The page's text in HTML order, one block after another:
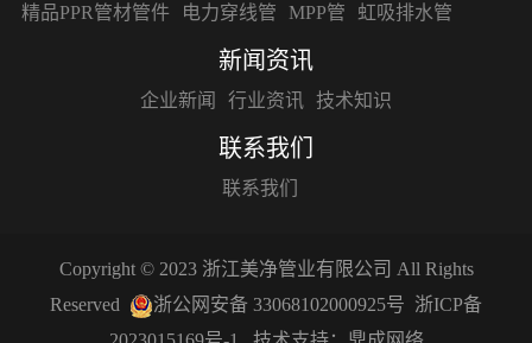
精品PPR管材管件
电力穿线管 MPP管 虹吸排水管
新闻资讯
企业新闻 行业资讯 技术知识
联系我们
联系我们
Copyright © 2023 浙江美净管业有限公司 All Rights
Reserved
浙公网安备 33068102000925号 浙ICP备